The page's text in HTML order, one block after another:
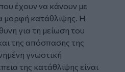
έχουν να κάνουν με
μορφή κατάθλιψης. Η
για τη μείωση του
της απόσπασης της
γνωστική
της κατάθλιψης είναι